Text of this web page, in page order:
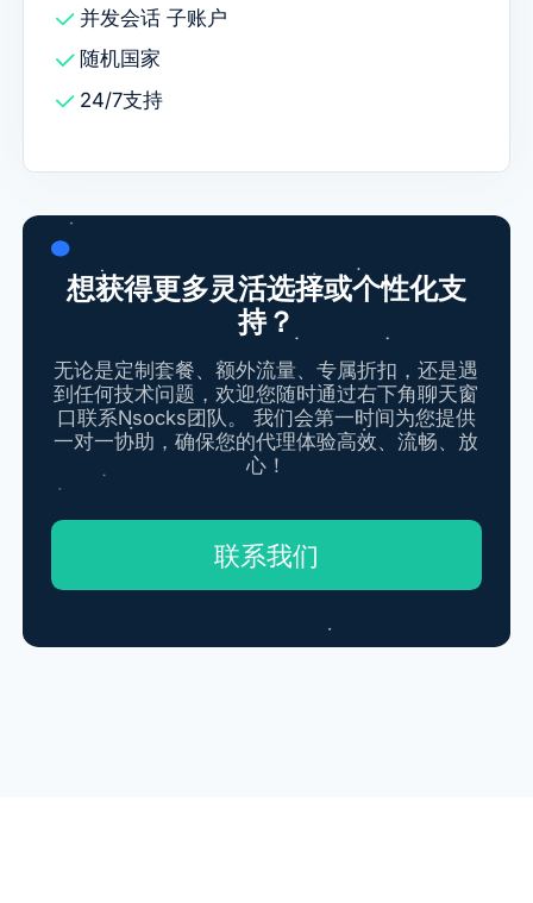
并发会话 子账户
随机国家
24/7支持
想获得更多灵活选择或个性化支
持？
无论是定制套餐、额外流量、专属折扣，还是遇
到任何技术问题，欢迎您随时通过右下角聊天窗
口联系Nsocks团队。 我们会第一时间为您提供
一对一协助，确保您的代理体验高效、流畅、放
心！
联系我们